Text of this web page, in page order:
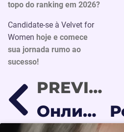
topo do ranking em 2026?
Candidate-se à Velvet for
Women hoje e comece
sua jornada rumo ao
sucesso!
PREVIOUS
Онлифанс агентство в 2026 году: Стоит ли работать с продюсером?